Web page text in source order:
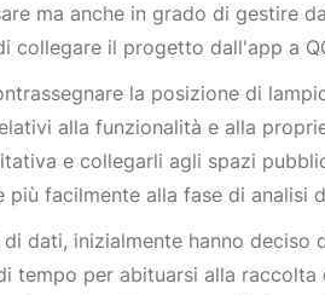
ma anche in grado di gestire
collegare il progetto dall'app a
la posizione di
alla funzionalità e alla
e collegarli agli spazi
facilmente alla fase di analisi
dati, inizialmente hanno
tempo per abituarsi alla